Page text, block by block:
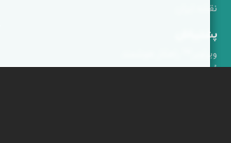
نقشه ایران
پشتیبانان
ویراویر™ راهکار هوشمند
اُیو™ راهکار هوشمندسازی